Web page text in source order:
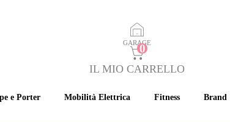
GARAGE
IL MIO CARRELLO
e Porter Mobilità Elettrica Fitness Brand